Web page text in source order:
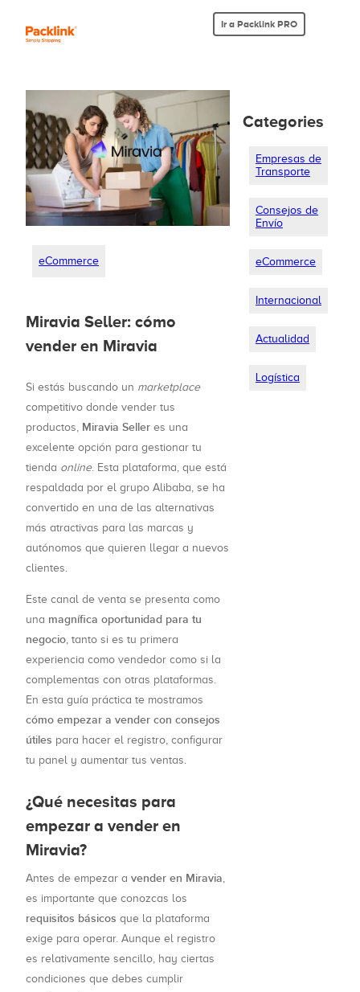
Ir a Packlink PRO
eCommerce
Miravia Seller: cómo
vender en Miravia
Si estás buscando un marketplace
competitivo donde vender tus
productos, Miravia Seller es una
excelente opción para gestionar tu
tienda online. Esta plataforma, que está
respaldada por el grupo Alibaba, se ha
convertido en una de las alternativas
más atractivas para las marcas y
autónomos que quieren llegar a nuevos
clientes.
Este canal de venta se presenta como
una magnífica oportunidad para tu
negocio, tanto si es tu primera
experiencia como vendedor como si la
complementas con otras plataformas.
En esta guía práctica te mostramos
cómo empezar a vender con consejos
útiles para hacer el registro, configurar
tu panel y aumentar tus ventas.
¿Qué necesitas para
empezar a vender en
Miravia?
Antes de empezar a vender en Miravia,
es importante que conozcas los
requisitos básicos que la plataforma
exige para operar. Aunque el registro
es relativamente sencillo, hay ciertas
condiciones que debes cumplir
Categories
Empresas de
Transporte
Consejos de
Envío
eCommerce
Internacional
Actualidad
Logística